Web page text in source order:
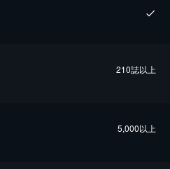
210誌以上
5,000以上